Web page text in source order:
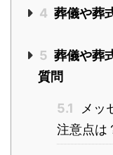
4 葬儀や葬
5 葬儀や葬
質問
5.1
メッ
注意点は